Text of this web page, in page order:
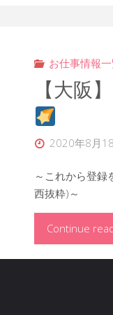
お仕事情報
【大阪
2020年8月
～これから登録
西抜粋)～
Continue